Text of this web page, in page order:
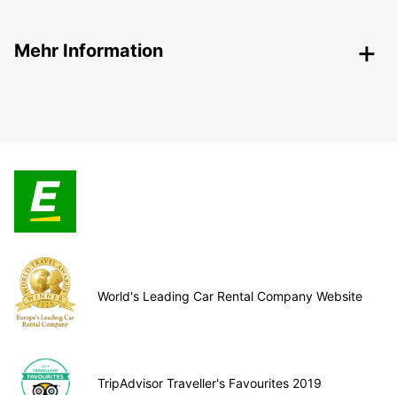
Mehr Information
World's Leading Car Rental Company Website
TripAdvisor Traveller's Favourites 2019